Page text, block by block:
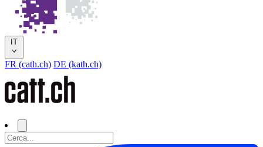
IT
FR (cath.ch) DE (kath.ch)